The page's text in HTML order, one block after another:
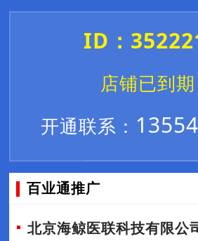
ID：
店铺已到期
开通联系：
百业通推广
北京海鲸医联科技有限公